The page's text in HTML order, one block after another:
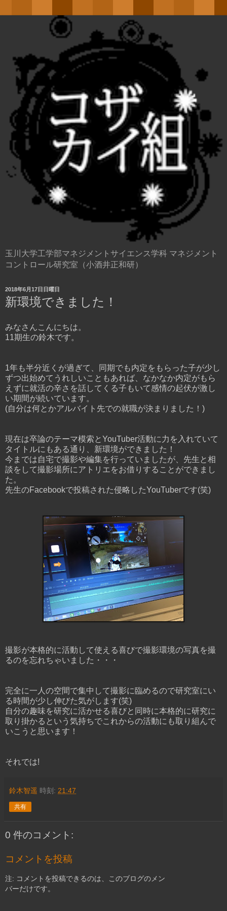
玉川大学工学部マネジメントサイエンス学科 マネジメント
コントロール研究室（小酒井正和研）
2018年6月17日日曜日
新環境できました！
みなさんこんにちは。
11期生の鈴木です。
1年も半分近くが過ぎて、同期でも内定をもらった子が少し
ずつ出始めてうれしいこともあれば、なかなか内定がもら
えずに就活の辛さを話してくる子もいて感情の起伏が激し
い期間が続いています。
(自分は何とかアルバイト先での就職が決まりました！)
現在は卒論のテーマ模索とYouTuber活動に力を入れていて
タイトルにもある通り、新環境ができました！
今までは自宅で撮影や編集を行っていましたが、先生と相
談をして撮影場所にアトリエをお借りすることができまし
た。
先生のFacebookで投稿された侵略したYouTuberです(笑)
撮影が本格的に活動して使える喜びで撮影環境の写真を撮
るのを忘れちゃいました・・・
完全に一人の空間で集中して撮影に臨めるので研究室にい
る時間が少し伸びた気がします(笑)
自分の趣味を研究に活かせる喜びと同時に本格的に研究に
取り掛かるという気持ちでこれからの活動にも取り組んで
いこうと思います！
それでは!
鈴木智遥 時刻: 21:47
共有
0 件のコメント:
コメントを投稿
注: コメントを投稿できるのは、このブログのメン
バーだけです。